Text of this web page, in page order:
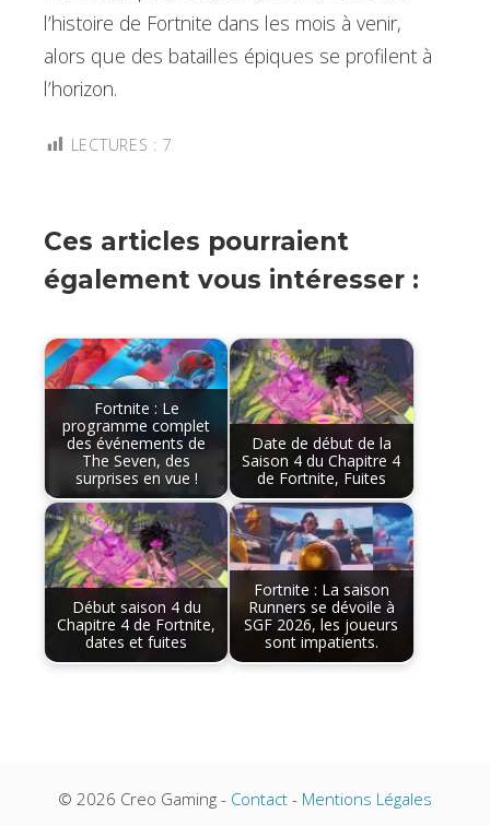
l’histoire de Fortnite dans les mois à venir,
alors que des batailles épiques se profilent à
l’horizon.
LECTURES : 7
Ces articles pourraient
également vous intéresser :
Fortnite : Le
programme complet
des événements de
The Seven, des
surprises en vue !
Date de début de la
Saison 4 du Chapitre 4
de Fortnite, Fuites
Début saison 4 du
Chapitre 4 de Fortnite,
dates et fuites
Fortnite : La saison
Runners se dévoile à
SGF 2026, les joueurs
sont impatients.
© 2026 Creo Gaming - Contact - Mentions Légales